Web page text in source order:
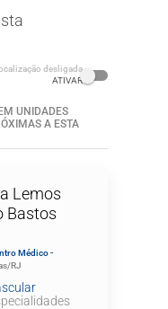
desligada
ATIVAR
EM UNIDADES
A ESTA
Lemos
Bastos
Médico -
RJ